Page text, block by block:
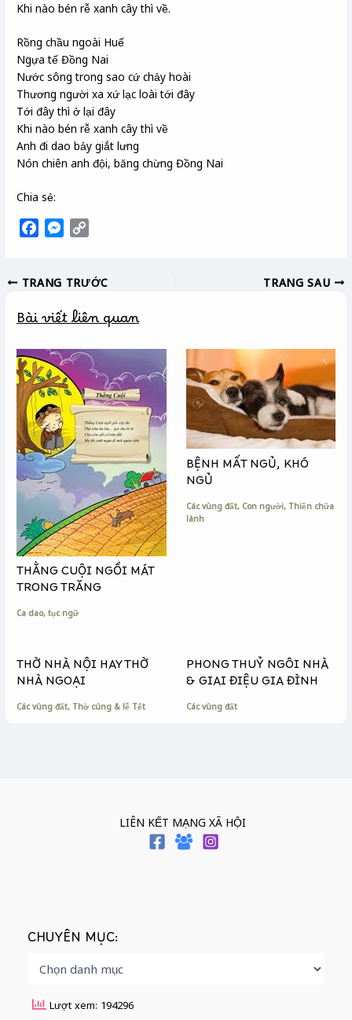
Khi nào bén rễ xanh cây thì về.
Rồng chầu ngoài Huế
Ngựa tế Đồng Nai
Nước sông trong sao cứ chảy hoài
Thương người xa xứ lạc loài tới đây
Tới đây thì ở lại đây
Khi nào bén rễ xanh cây thì về
Anh đi dao bảy giắt lưng
Nón chiên anh đội, băng chừng Đồng Nai
Chia sẻ:
e
o
k
M
s
n
e
r
y
i
k
TRANG TRƯỚC TRANG SAU
Bài viết liên quan
THẰNG CUỘI NGỒI MÁT
TRONG TRĂNG
Ca dao, tục ngữ
BỆNH MẤT NGỦ, KHÓ
NGỦ
Các vùng đất, Con người, Thiền chữa
lành
THỜ NHÀ NỘI HAY THỜ
NHÀ NGOẠI
Các vùng đất, Thờ cúng & lễ Tết
PHONG THUỶ NGÔI NHÀ
& GIAI ĐIỆU GIA ĐÌNH
Các vùng đất
LIÊN KẾT MẠNG XÃ HỘI
CHUYÊN MỤC:
Lượt xem: 194296